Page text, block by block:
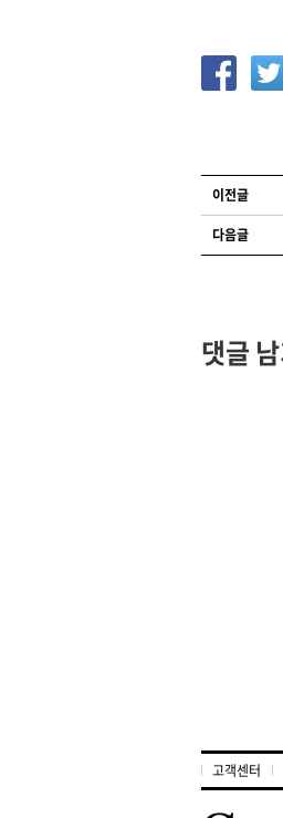
글 네비게이션
이전글
다음글
댓글
고객센터